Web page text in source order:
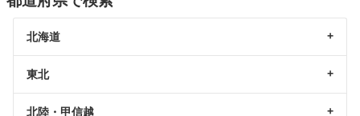
北海道
東北
北陸・甲信越